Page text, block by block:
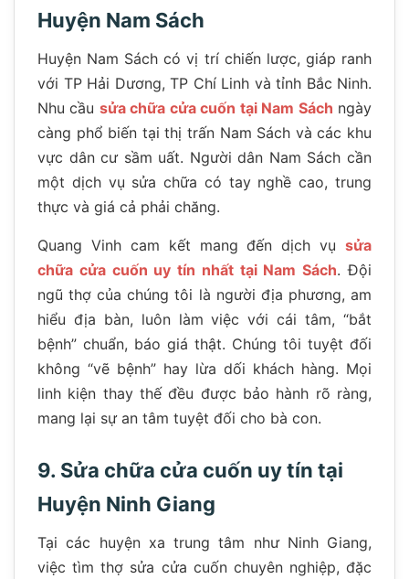
Huyện Nam Sách
Huyện Nam Sách có vị trí chiến lược, giáp ranh
với TP Hải Dương, TP Chí Linh và tỉnh Bắc Ninh.
Nhu cầu sửa chữa cửa cuốn tại Nam Sách ngày
càng phổ biến tại thị trấn Nam Sách và các khu
vực dân cư sầm uất. Người dân Nam Sách cần
một dịch vụ sửa chữa có tay nghề cao, trung
thực và giá cả phải chăng.
Quang Vinh cam kết mang đến dịch vụ sửa
chữa cửa cuốn uy tín nhất tại Nam Sách. Đội
ngũ thợ của chúng tôi là người địa phương, am
hiểu địa bàn, luôn làm việc với cái tâm, “bắt
bệnh” chuẩn, báo giá thật. Chúng tôi tuyệt đối
không “vẽ bệnh” hay lừa dối khách hàng. Mọi
linh kiện thay thế đều được bảo hành rõ ràng,
mang lại sự an tâm tuyệt đối cho bà con.
9. Sửa chữa cửa cuốn uy tín tại
Huyện Ninh Giang
Tại các huyện xa trung tâm như Ninh Giang,
việc tìm thợ sửa cửa cuốn chuyên nghiệp, đặc